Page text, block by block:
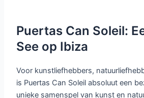
Puertas Can Soleil:
See op Ibiza
Voor kunstliefhebbers,
is Puertas Can Soleil absoluut een
unieke samenspel van kunst en